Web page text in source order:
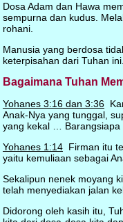
Dosa Adam dan Hawa
sempurna dan kudus.
rohani.
Manusia yang berdosa
keterpisahan dari Tuhan
Bagaimana Tuhan
Yohanes 3:16 dan 3:36
Anak-Nya yang tunggal,
yang kekal … Barangsiapa
Yohanes 1:14Firman itu
yaitu kemuliaan sebagai
Sekalipun nenek moyang
telah menyediakan jalan
Didorong oleh kasih itu,